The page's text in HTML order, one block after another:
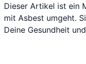
Dieser Artikel ist ein
mit Asbest umgeht.
Deine Gesundheit